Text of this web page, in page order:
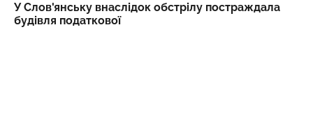
У Слов'янську внаслідок обстрілу постраждала
будівля податкової